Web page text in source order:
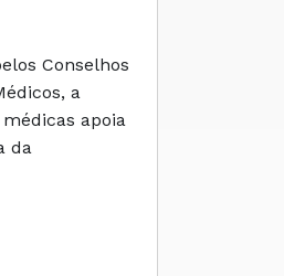
Conselhos
a
apoia
da